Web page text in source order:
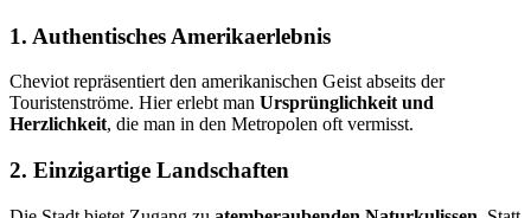
1. Authentisches Amerikaerlebnis
Cheviot repräsentiert den amerikanischen Geist abseits der
Touristenströme. Hier erlebt man Ursprünglichkeit und
Herzlichkeit, die man in den Metropolen oft vermisst.
2. Einzigartige Landschaften